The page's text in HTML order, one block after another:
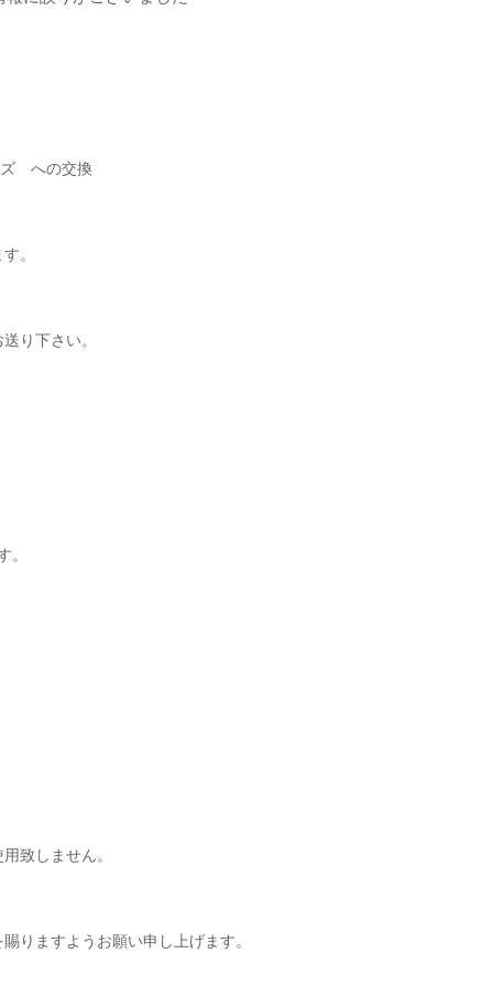
ズ への交換
。
り下さい。
。
致しません。
りますようお願い申し上げます。